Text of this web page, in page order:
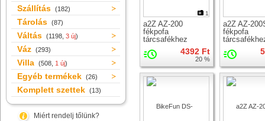
Szállítás (182)
Tárolás (87)
Váltás (1198, 3 új)
Váz (293)
Villa (508, 1 új)
Egyéb termékek (26)
Komplett szettek (13)
Miért rendelj tőlünk?
1
a2Z AZ-200
fékpofa
tárcsafékhez
4392 Ft
20 %
a2Z AZ-
fékpofa